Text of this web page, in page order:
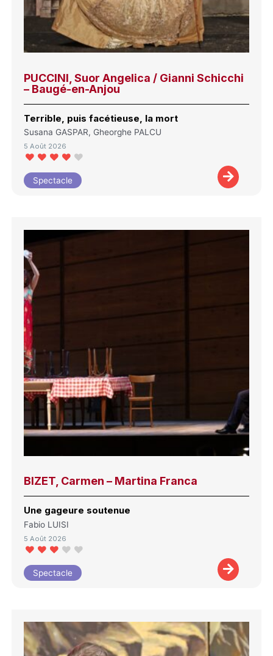
PUCCINI, Suor Angelica / Gianni Schicchi
– Baugé-en-Anjou
Terrible, puis facétieuse, la mort
Susana GASPAR, Gheorghe PALCU
5 Août 2026
Spectacle
BIZET, Carmen – Martina Franca
Une gageure soutenue
Fabio LUISI
5 Août 2026
Spectacle